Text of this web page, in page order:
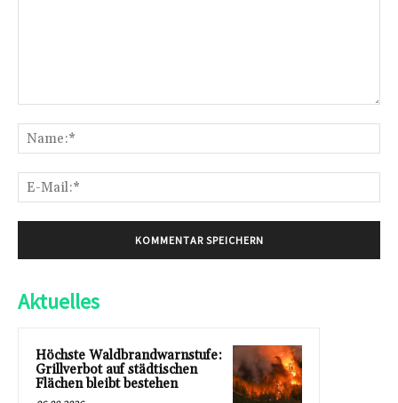
Aktuelles
Höchste Waldbrandwarnstufe:
Grillverbot auf städtischen
Flächen bleibt bestehen